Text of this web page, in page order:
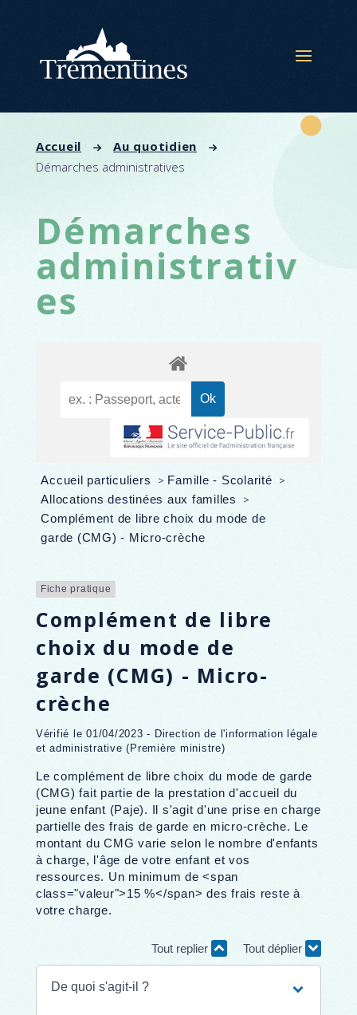
Accueil
Au quotidien
Démarches administratives
Démarches
administrativ
es
Accueil particuliers > Famille - Scolarité >
Allocations destinées aux familles >
Complément de libre choix du mode de
garde (CMG) - Micro-crèche
Fiche pratique
Complément de libre
choix du mode de
garde (CMG) - Micro-
crèche
Vérifié le 01/04/2023 - Direction de l'information légale
et administrative (Première ministre)
Le complément de libre choix du mode de garde
(CMG) fait partie de la prestation d'accueil du
jeune enfant (Paje). Il s'agit d'une prise en charge
partielle des frais de garde en micro-crèche. Le
montant du CMG varie selon le nombre d'enfants
à charge, l'âge de votre enfant et vos
ressources. Un minimum de <span
class="valeur">15 %</span> des frais reste à
votre charge.
Tout replier Tout déplier
De quoi s'agit-il ?